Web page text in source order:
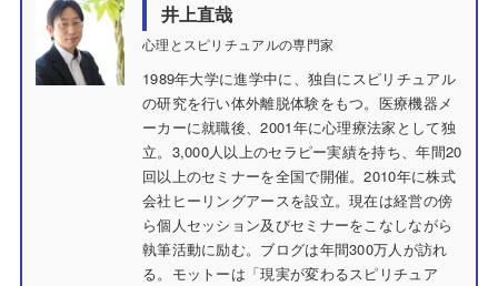
井上直哉
心理とスピリチュアルの専門家
1989年大学に進学中に、独自にスピリチュアル
の研究を行い体外離脱体験をもつ。医療機器メ
ーカーに就職後、2001年に心理療法家として独
立。3,000人以上のセラピー実績を持ち、年間20
回以上のセミナーを全国で開催。2010年に株式
会社ヒーリングアースを設立。現在は経営の傍
ら個人セッション及びセミナーをこなしながら
執筆活動に励む。ブログは年間300万人が訪れ
る。モットーは「現実が変わるスピリチュア